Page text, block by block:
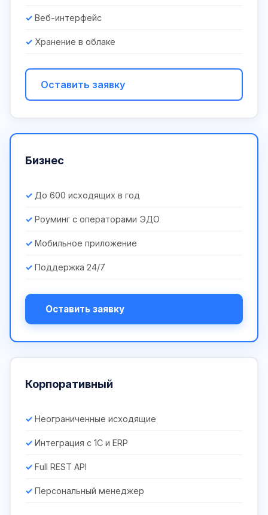
Веб-интерфейс
Хранение в облаке
Оставить заявку
Бизнес
До 600 исходящих в год
Роуминг с операторами ЭДО
Мобильное приложение
Поддержка 24/7
Оставить заявку
Корпоративный
Неограниченные исходящие
Интеграция с 1С и ERP
Full REST API
Персональный менеджер